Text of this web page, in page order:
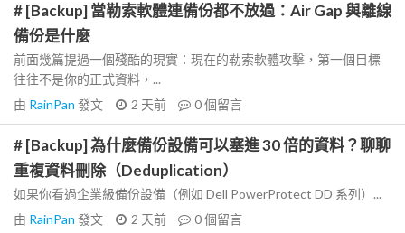
# [Backup] 當勒索軟體連備份都不放過：Air Gap 與離線
備份是什麼
前面幾篇提過一個殘酷的現實：現在的勒索軟體攻擊，第一個目標
往往不是你的正式資料，...
由 RainPan 發文 2 天前 0個留言
# [Backup] 為什麼備份設備可以塞進 30 倍的資料？聊聊
重複資料刪除（Deduplication）
如果你看過企業級備份設備（例如 Dell PowerProtect DD 系列）...
由 RainPan 發文 2 天前 0個留言